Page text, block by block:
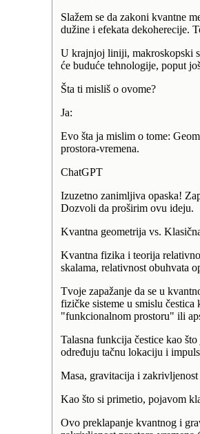
Slažem se da zakoni kvantne
dužine i efekata dekoherecije.
U krajnjoj liniji, makroskopski
će buduće tehnologije, poput
Šta ti misliš o ovome?
Ja:
Evo šta ja mislim o tome:
prostora-vremena.
ChatGPT
Izuzetno zanimljiva opaska!
Dozvoli da proširim ovu ideju.
Kvantna geometrija vs.
Kvantna fizika i teorija
skalama, relativnost obuhvata
Tvoje zapažanje da se u
fizičke sisteme u smislu
"funkcionalnom prostoru" ili
Talasna funkcija čestice kao
određuju tačnu lokaciju i
Masa, gravitacija i zakrivljenost
Kao što si primetio, pojavom
Ovo preklapanje kvantnog i